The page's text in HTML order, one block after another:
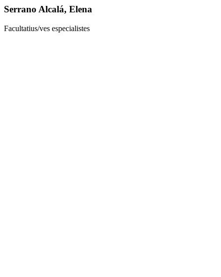
Serrano Alcalá, Elena
Facultatius/ves especialistes